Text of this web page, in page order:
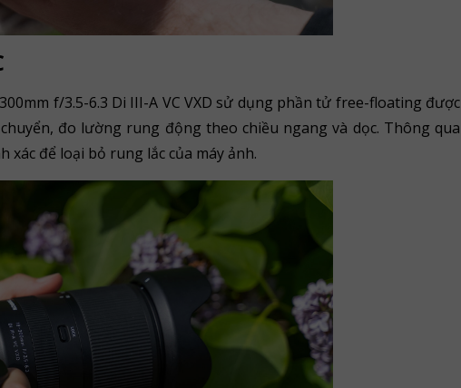
f/3.5-6.3 Di III-A VC VXD sử dụng phần tử free-floating được
đo lường rung động theo chiều ngang và dọc. Thông qua
xác để loại bỏ rung lắc của máy ảnh.